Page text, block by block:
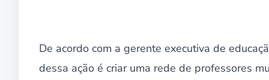
De acordo com a gerente executiva de
dessa ação é criar uma rede de professores